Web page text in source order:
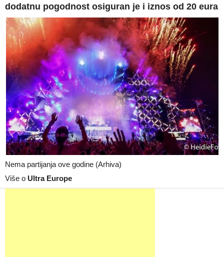
dodatnu pogodnost osiguran je i iznos od 20 eura
Nema partijanja ove godine (Arhiva)
Više o Ultra Europe